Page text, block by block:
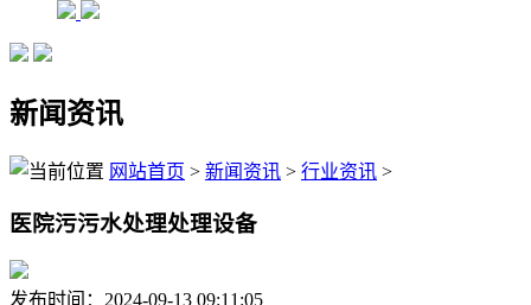
新闻资讯
网站首页 > 新闻资讯 > 行业资讯 >
医院污污水处理处理设备
发布时间：2024-09-13 09:11:05